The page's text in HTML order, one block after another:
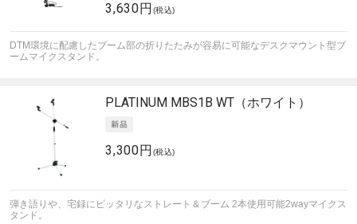
3,630円 (税込)
DTM環境に配慮したブーム部の折りたたみが容易に可能なデスクマウント型ブ
ームマイクスタンド。
PLATINUM MBS1B WT（ホワイト）
3,300円 (税込)
弾き語りや、宅録にピッタリなストレート＆ブーム 2本使用可能2wayマイクス
タンド。